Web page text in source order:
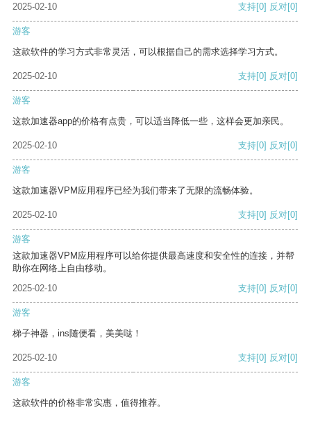
2025-02-10 支持[0] 反对[0]
游客
这款软件的学习方式非常灵活，可以根据自己的需求选择学习方式。
2025-02-10 支持[0] 反对[0]
游客
这款加速器app的价格有点贵，可以适当降低一些，这样会更加亲民。
2025-02-10 支持[0] 反对[0]
游客
这款加速器VPM应用程序已经为我们带来了无限的流畅体验。
2025-02-10 支持[0] 反对[0]
游客
这款加速器VPM应用程序可以给你提供最高速度和安全性的连接，并帮
助你在网络上自由移动。
2025-02-10
支持[0] 反对[0]
游客
梯子神器，ins随便看，美美哒！
2025-02-10 支持[0] 反对[0]
游客
这款软件的价格非常实惠，值得推荐。